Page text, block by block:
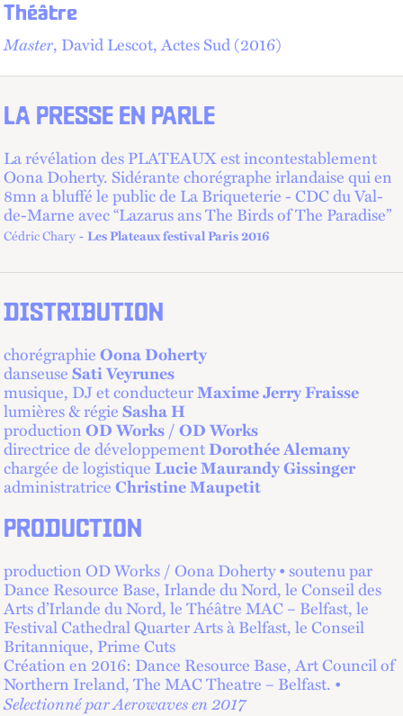
Théâtre
Master, David Lescot, Actes Sud (2016)
LA PRESSE EN PARLE
La révélation des PLATEAUX est incontestablement
Oona Doherty. Sidérante chorégraphe irlandaise qui en
8mn a bluffé le public de La Briqueterie - CDC du Val-
de-Marne avec “Lazarus ans The Birds of The Paradise”
Cédric Chary Les Plateaux festival Paris 2016
DISTRIBUTION
chorégraphieOona Doherty
danseuseSati Veyrunes
musique, DJ et conducteurMaxime Jerry Fraisse
lumières & régieSasha H
productionOD Works / OD Works
directrice de développementDorothée Alemany
chargée de logistiqueLucie Maurandy Gissinger
administratriceChristine Maupetit
PRODUCTION
production OD Works / Oona Doherty • soutenu par
Dance Resource Base, Irlande du Nord, le Conseil des
Arts d’Irlande du Nord, le Théâtre MAC – Belfast, le
Festival Cathedral Quarter Arts à Belfast, le Conseil
Britannique, Prime Cuts
Création en 2016: Dance Resource Base, Art Council of
Northern Ireland, The MAC Theatre – Belfast. •
Selectionné par Aerowaves en 2017